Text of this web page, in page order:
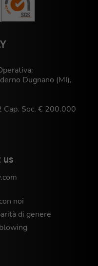
Dugnano (MI),
Soc. € 200.000
us
noi
di genere